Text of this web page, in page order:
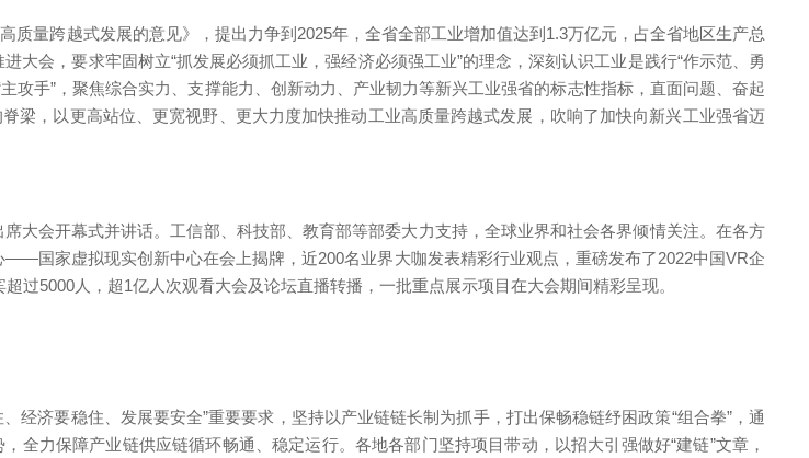
量跨越式发展的意见》，提出力争到2025年，全省全部工业增加值达到1.3万亿元，占全省地区生产总
会，要求牢固树立“抓发展必须抓工业，强经济必须强工业”的理念，深刻认识工业是践行“作示范、勇
攻手”，聚焦综合实力、支撑能力、创新动力、产业韧力等新兴工业强省的标志性指标，直面问题、奋起
梁，以更高站位、更宽视野、更大力度加快推动工业高质量跨越式发展，吹响了加快向新兴工业强省迈
会开幕式并讲话。工信部、科技部、教育部等部委大力支持，全球业界和社会各界倾情关注。在各方
国家虚拟现实创新中心在会上揭牌，近200名业界大咖发表精彩行业观点，重磅发布了2022中国VR企
过5000人，超1亿人次观看大会及论坛直播转播，一批重点展示项目在大会期间精彩呈现。
济要稳住、发展要安全”重要要求，坚持以产业链链长制为抓手，打出保畅稳链纾困政策“组合拳”，通
全力保障产业链供应链循环畅通、稳定运行。各地各部门坚持项目带动，以招大引强做好“建链”文章，